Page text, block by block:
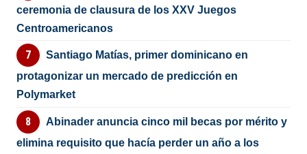
ceremonia de clausura de los XXV Juegos
Centroamericanos
Santiago Matías, primer dominicano en
protagonizar un mercado de predicción en
Polymarket
Abinader anuncia cinco mil becas por mérito y
elimina requisito que hacía perder un año a los